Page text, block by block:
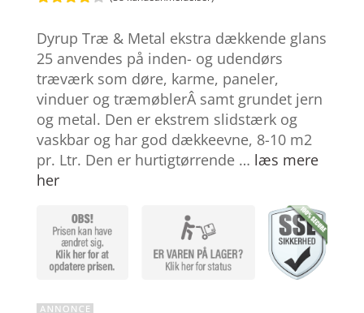
ud af 5
baseret
på
kundebed
ømmelse
r
Dyrup Træ & Metal ekstra dækkende glans
25 anvendes på inden- og udendørs
træværk som døre, karme, paneler,
vinduer og træmøblerÂ samt grundet jern
og metal. Den er ekstrem slidstærk og
vaskbar og har god dækkeevne, 8-10 m2
pr. Ltr. Den er hurtigtørrende … læs mere
her